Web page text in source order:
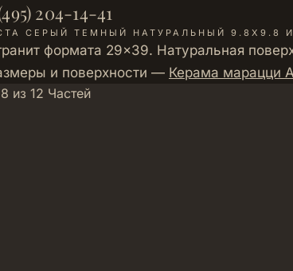
204-14-41
СЕРЫЙ ТЕМНЫЙ НАТУРАЛЬНЫЙ 9.8Х9.8
формата 29×39. Натуральная
и поверхности — Керама марацци